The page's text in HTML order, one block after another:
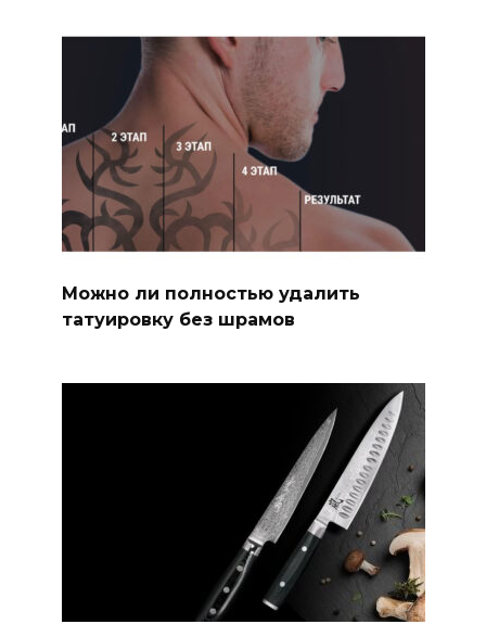
Можно ли полностью удалить
татуировку без шрамов